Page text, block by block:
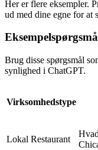
Her er flere eksempler.
ud med dine egne for at
Brug disse spørgsmål
synlighed i ChatGPT.
Virksomhedstype
Lokal Restaurant